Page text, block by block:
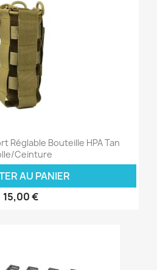
Réglable Bouteille HPA Tan
Ceinture
AU PANIER
15,00 €